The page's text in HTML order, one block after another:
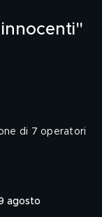
di 7 operatori
agosto